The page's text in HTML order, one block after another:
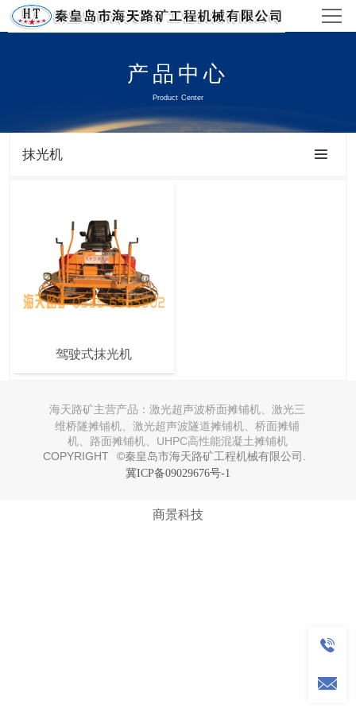
官网首页
工程案例
关于/联系
产品中心
Product Center
抹光机
驾驶式抹光机
海天路矿主营产品：激光超声波桥面摊铺机、激光三
维桥隧摊铺机、激光超声波隧道摊铺机、桥面摊铺
机、路面摊铺机、UHPC高性能混凝土摊铺机
COPYRIGHT  ©秦皇岛市海天路矿工程机械有限公司.
冀ICP备09029676号-1
商景科技